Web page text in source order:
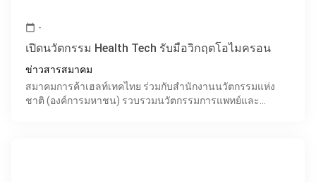
calendar_today -
เปิดนวัตกรรม Health Tech รับมือวิกฤตโอไมครอน
ข่าวสารสมาคม
สมาคมการค้าเฮลท์เทคไทย ร่วมกับสำนักงานนวัตกรรมแห่ง
ชาติ (องค์การมหาชน) รวบรวมนวัตกรรมการแพทย์และ